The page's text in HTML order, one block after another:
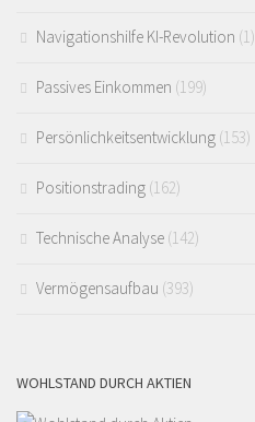
Navigationshilfe KI-Revolution (1)
Passives Einkommen (199)
Persönlichkeitsentwicklung (153)
Positionstrading (162)
Technische Analyse (142)
Vermögensaufbau (393)
WOHLSTAND DURCH AKTIEN